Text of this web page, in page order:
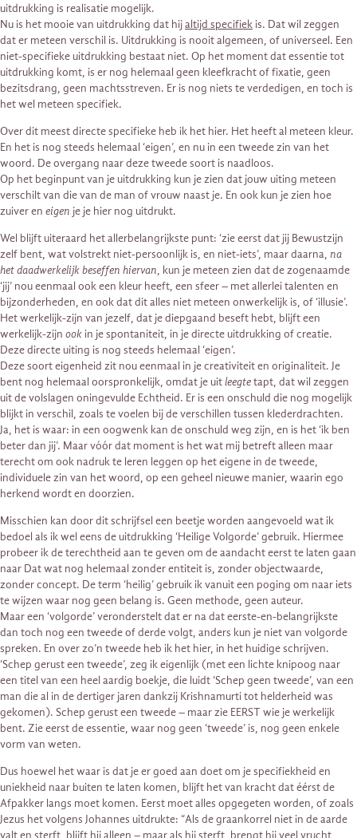
uitdrukking is realisatie mogelijk.
Nu is het mooie van uitdrukking dat hijaltijd specifiek is. Dat wil zeggen
dat er meteen verschil is. Uitdrukking is nooit algemeen, of universeel. Een
niet-specifieke uitdrukking bestaat niet. Op het moment dat essentie tot
uitdrukking komt, is er nog helemaal geen kleefkracht of fixatie, geen
bezitsdrang, geen machtsstreven. Er is nog niets te verdedigen, en toch is
het wel meteen specifiek.
Over dit meest directe specifieke heb ik het hier. Het heeft al meteen kleur.
En het is nog steeds helemaal ‘eigen’, en nu in een tweede zin van het
woord. De overgang naar deze tweede soort is naadloos.
Op het beginpunt van je uitdrukking kun je zien dat jouw uiting meteen
verschilt van die van de man of vrouw naast je. En ook kun je zien hoe
zuiver en eigen je je hier nog uitdrukt.
Wel blijft uiteraard het allerbelangrijkste punt: ‘zie eerst dat jij Bewustzijn
zelf bent, wat volstrekt niet-persoonlijk is, en niet-iets’, maar daarna, na
het daadwerkelijk beseffen hiervan, kun je meteen zien dat de zogenaamde
‘jij’ nou eenmaal ook een kleur heeft, een sfeer – met allerlei talenten en
bijzonderheden, en ook dat dit alles niet meteen onwerkelijk is, of ‘illusie’.
Het werkelijk-zijn van jezelf, dat je diepgaand beseft hebt, blijft een
werkelijk-zijn ook in je spontaniteit, in je directe uitdrukking of creatie.
Deze directe uiting is nog steeds helemaal ‘eigen’.
Deze soort eigenheid zit nou eenmaal in je creativiteit en originaliteit. Je
bent nog helemaal oorspronkelijk, omdat je uitleegtetapt, dat wil zeggen
uit de volslagen oningevulde Echtheid. Er is een onschuld die nog mogelijk
blijkt in verschil, zoals te voelen bij de verschillen tussen klederdrachten.
Ja, het is waar: in een oogwenk kan de onschuld weg zijn, en is het ‘ik ben
beter dan jij’. Maar vóór dat moment is het wat mij betreft alleen maar
terecht om ook nadruk te leren leggen op het eigene in de tweede,
individuele zin van het woord, op een geheel nieuwe manier, waarin ego
herkend wordt en doorzien.
Misschien kan door dit schrijfsel een beetje worden aangevoeld wat ik
bedoel als ik wel eens de uitdrukking ‘Heilige Volgorde’ gebruik. Hiermee
probeer ik de terechtheid aan te geven om de aandacht eerst te laten gaan
naar Dat wat nog helemaal zonder entiteit is, zonder objectwaarde,
zonder concept. De term ‘heilig’ gebruik ik vanuit een poging om naar iets
te wijzen waar nog geen belang is. Geen methode, geen auteur.
Maar een ‘volgorde’ veronderstelt dat er na dat eerste-en-belangrijkste
dan toch nog een tweede of derde volgt, anders kun je niet van volgorde
spreken. En over zo’n tweede heb ik het hier, in het huidige schrijven.
‘Schep gerust een tweede’, zeg ik eigenlijk (met een lichte knipoog naar
een titel van een heel aardig boekje, die luidt ‘Schep geen tweede’, van een
man die al in de dertiger jaren dankzij Krishnamurti tot helderheid was
gekomen). Schep gerust een tweede – maar zie EERST wie je werkelijk
bent. Zie eerst de essentie, waar nog geen ‘tweede’ is, nog geen enkele
vorm van weten.
Dus hoewel het waar is dat je er goed aan doet om je specifiekheid en
uniekheid naar buiten te laten komen, blijft het van kracht dat éérst de
Afpakker langs moet komen. Eerst moet alles opgegeten worden, of zoals
Jezus het volgens Johannes uitdrukte: “Als de graankorrel niet in de aarde
valt en sterft, blijft hij alleen – maar als hij sterft, brengt hij veel vrucht